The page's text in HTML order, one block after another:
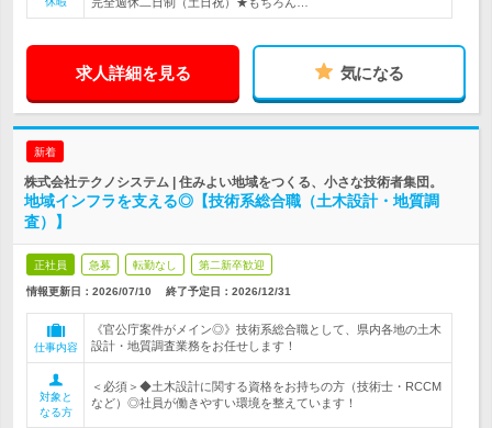
求人詳細を見る 気になる
新着
株式会社テクノシステム | 住みよい地域をつくる、小さな技術者集団。
地域インフラを支える◎【技術系総合職（土木設計・地質調
査）】
正社員 急募 転勤なし 第二新卒歓迎
情報更新日：2026/07/10 終了予定日： 2026/12/31
仕事内容
《官公庁案件がメイン◎》技術系総合職として、県内各地の土木
設計・地質調査業務をお任せします！
対象と
なる方
＜必須＞◆土木設計に関する資格をお持ちの方（技術士・RCCM
など）◎社員が働きやすい環境を整えています！